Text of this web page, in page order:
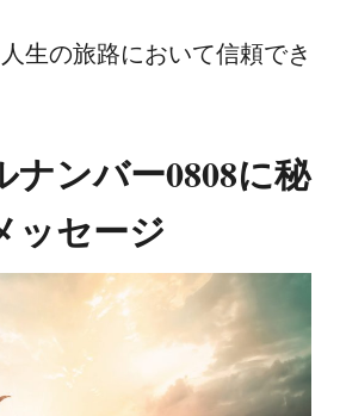
生の旅路において信頼でき
ナンバー0808に秘
ッセージ